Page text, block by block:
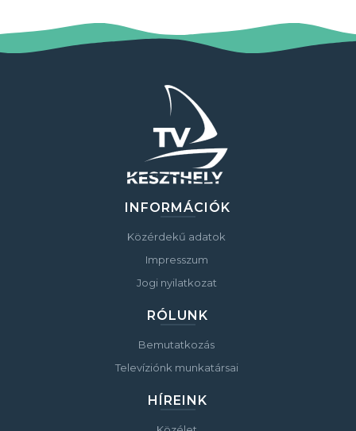
INFORMÁCIÓK
Közérdekű adatok
Impresszum
Jogi nyilatkozat
RÓLUNK
Bemutatkozás
Televíziónk munkatársai
HÍREINK